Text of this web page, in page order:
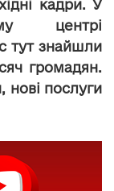
кадри. У
центрі
тут знайшли
громадян.
нові послуги